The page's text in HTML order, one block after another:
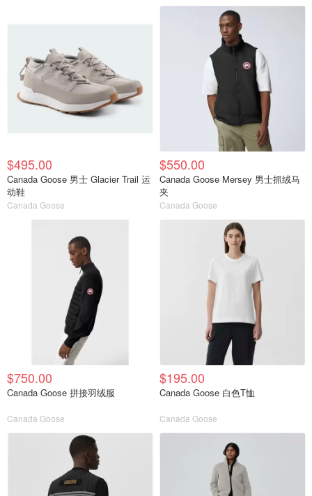
$495.00
Canada Goose 男士 Glacier Trail 运
动鞋
Canada Goose
$550.00
Canada Goose Mersey 男士抓绒马
夹
Canada Goose
$750.00
Canada Goose 拼接羽绒服
Canada Goose
$195.00
Canada Goose 白色T恤
Canada Goose